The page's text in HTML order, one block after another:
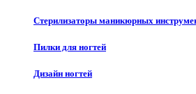
Стерилизаторы маникюрных
Пилки для ногтей
Дизайн ногтей